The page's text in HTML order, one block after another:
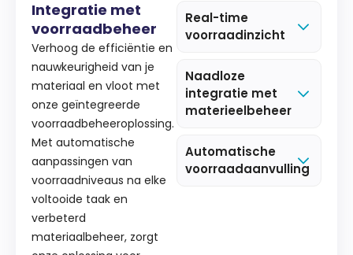
Integratie met
voorraadbeheer
Verhoog de efficiëntie en
nauwkeurigheid van je
materiaal en vloot met
onze geïntegreerde
voorraadbeheeroplossing.
Met automatische
aanpassingen van
voorraadniveaus na elke
voltooide taak en
verbeterd
materiaalbeheer, zorgt
Real-time
voorraadinzicht
Naadloze
integratie met
materieelbeheer
Automatische
voorraadaanvulling